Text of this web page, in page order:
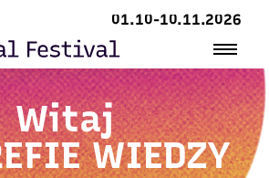
01.10-10.11.2026
Witaj
WIEDZY